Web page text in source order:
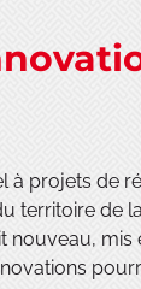
à projets de
territoire de
nouveau,